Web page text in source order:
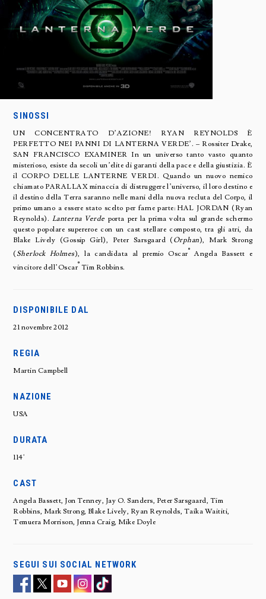
SINOSSI
UN CONCENTRATO D’AZIONE! RYAN REYNOLDS È
PERFETTO NEI PANNI DI LANTERNA VERDE’. – Rossiter Drake,
SAN FRANCISCO EXAMINER In un universo tanto vasto quanto
misterioso, esiste da secoli un’elite di garanti della pace e della giustizia. È
il CORPO DELLE LANTERNE VERDI. Quando un nuovo nemico
chiamato PARALLAX minaccia di distruggere l’universo, il loro destino e
il destino della Terra saranno nelle mani della nuova recluta del Corpo, il
primo umano a essere stato scelto per farne parte: HAL JORDAN (Ryan
Reynolds). Lanterna Verde porta per la prima volta sul grande schermo
questo popolare supereroe con un cast stellare composto, tra gli atri, da
Blake Lively (Gossip Girl), Peter Sarsgaard ( Orphan), Mark Strong
( Sherlock Holmes), la candidata al premio Oscar® Angela Bassett e
vincitore dell’Oscar® Tim Robbins.
DISPONIBILE DAL
21 novembre 2012
REGIA
Martin Campbell
NAZIONE
USA
DURATA
114'
CAST
Angela Bassett, Jon Tenney, Jay O. Sanders, Peter Sarsgaard, Tim
Robbins, Mark Strong, Blake Lively, Ryan Reynolds, Taika Waititi,
Temuera Morrison, Jenna Craig, Mike Doyle
SEGUI SUI SOCIAL NETWORK